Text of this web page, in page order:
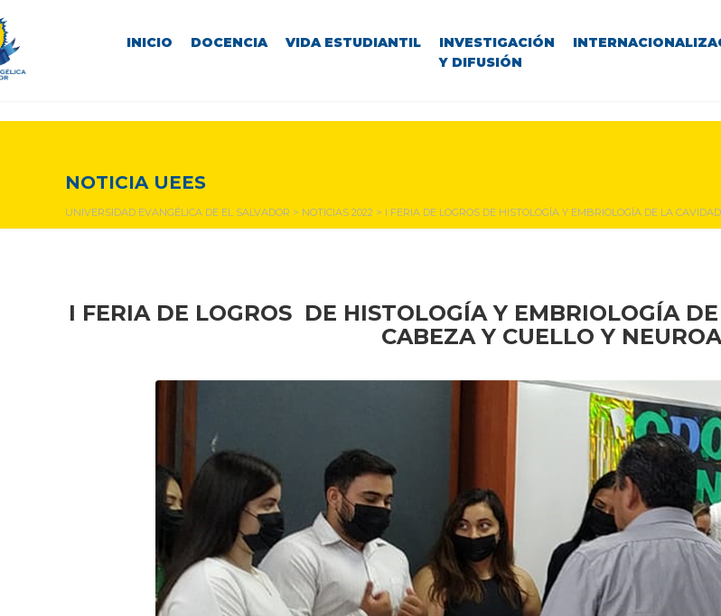
INICIO DOCENCIA VIDA ESTUDIANTIL
INVESTIGACIÓN
Y DIFUSIÓN
NOTICIA UEES
UNIVERSIDAD EVANGÉLICA DE EL SALVADOR > NOTICIAS 2022 > I FERIA DE LOGROS DE HISTOLOGÍA Y EMBRIOLOGÍA DE LA
I FERIA DE LOGROS DE HISTOLOGÍA Y EMBRIOLOGÍA
CABEZA Y CUELLO Y